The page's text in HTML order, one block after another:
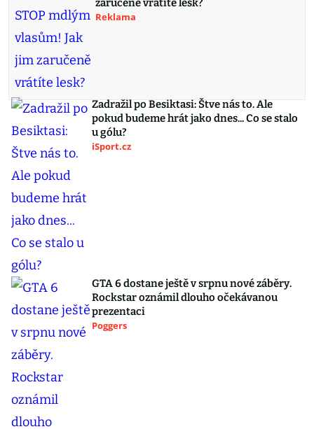
zaručeně vrátíte lesk?
Reklama
Zadražil po Besiktasi: Štve nás to. Ale
pokud budeme hrát jako dnes... Co se stalo
u gólu?
iSport.cz
GTA 6 dostane ještě v srpnu nové záběry.
Rockstar oznámil dlouho očekávanou
prezentaci
Poggers